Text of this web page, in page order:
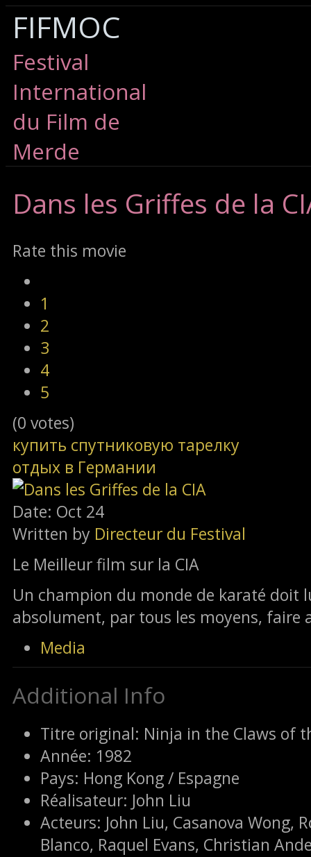
FIFMOC
Festival
International
du Film de
Merde
Dans les Griffes de la
Rate this movie
1
2
3
4
5
(0 votes)
купить спутниковую тарелку
отдых в Германии
Date: Oct 24
Written by Directeur du Festival
Le Meilleur film sur la CIA
Un champion du monde de karaté doit
absolument, par tous les moyens, faire
Media
Additional Info
Titre original: Ninja in the Claws of
Année: 1982
Pays: Hong Kong / Espagne
Réalisateur: John Liu
Acteurs: John Liu, Casanova Wong,
Blanco, Raquel Evans, Christian